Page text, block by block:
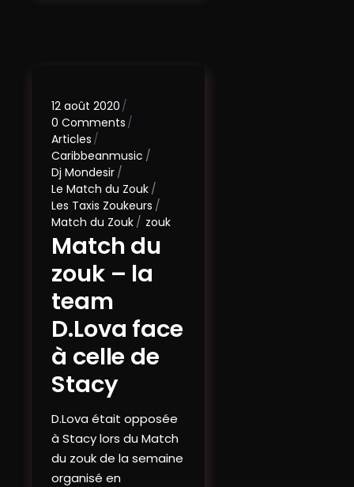
12 août 2020
0 Comments
Articles
Caribbeanmusic
Dj Mondesir
Le Match du Zouk
Les Taxis Zoukeurs
Match du Zouk
zouk
Match du
zouk – la
team
D.Lova face
à celle de
Stacy
D.Lova était opposée
à Stacy lors du Match
du zouk de la semaine
organisé en